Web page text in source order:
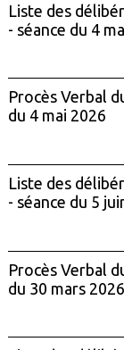
Liste des
- séance du 4
Procès Verbal
du 4 mai 2026
Liste des
- séance du 5
Procès Verbal
du 30 mars 2026